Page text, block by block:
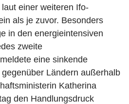
einer weiteren Ifo-
als je zuvor. Besonders
in den energieintensiven
zweite
eine sinkende
Ländern außerhalb
Katherina
den Handlungsdruck